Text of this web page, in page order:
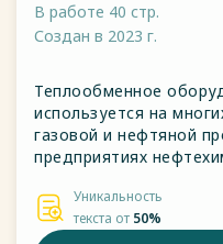
В работе 40 стр.
Создан в 2023 г.
Теплообменное
используется на
газовой и нефтяной
предприятиях
Уникальность
текста от 50%